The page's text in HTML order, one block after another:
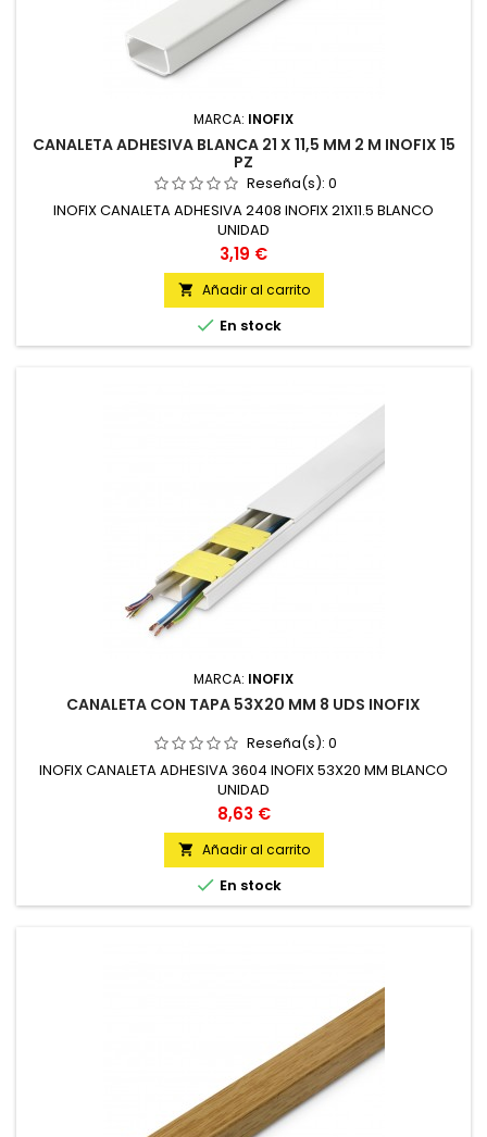
MARCA: INOFIX
CANALETA ADHESIVA BLANCA 21 X 11,5 MM 2 M INOFIX 15
PZ
Reseña(s): 0
INOFIX CANALETA ADHESIVA 2408 INOFIX 21X11.5 BLANCO
UNIDAD
Precio
3,19 €
 Añadir al carrito
 En stock
MARCA: INOFIX
CANALETA CON TAPA 53X20 MM 8 UDS INOFIX
Reseña(s): 0
INOFIX CANALETA ADHESIVA 3604 INOFIX 53X20 MM BLANCO
UNIDAD
Precio
8,63 €
 Añadir al carrito
 En stock